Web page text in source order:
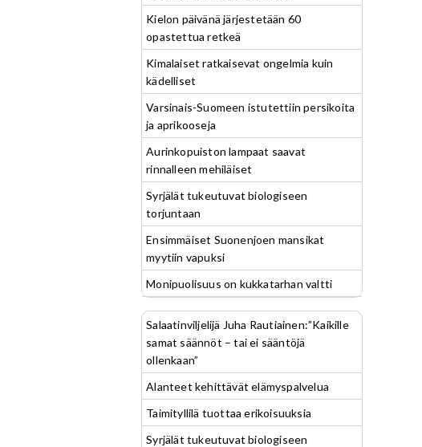
Kielon päivänä järjestetään 60
opastettua retkeä
Kimalaiset ratkaisevat ongelmia kuin
kädelliset
Varsinais-Suomeen istutettiin persikoita
ja aprikooseja
Aurinkopuiston lampaat saavat
rinnalleen mehiläiset
Syrjälät tukeutuvat biologiseen
torjuntaan
Ensimmäiset Suonenjoen mansikat
myytiin vapuksi
Monipuolisuus on kukkatarhan valtti
Salaatinviljelijä Juha Rautiainen:”Kaikille
samat säännöt – tai ei sääntöjä
ollenkaan”
Alanteet kehittävät elämyspalvelua
Taimityllilä tuottaa erikoisuuksia
Syrjälät tukeutuvat biologiseen